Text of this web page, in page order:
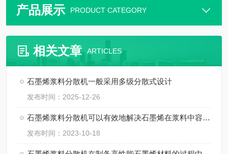
产品展示 PRODUCT CATEGORY
相关文章 ARTICLES
石墨烯浆料分散机一般采用多级分散式设计
发布时间：2025-12-26
石墨烯浆料分散机可以有效地解决石墨烯在浆料中容易团聚的问题
发布时间：2023-10-18